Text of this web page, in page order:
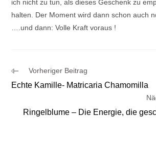
ich nicht zu tun, als dieses Geschenk zu
halten. Der Moment wird dann schon auch
….und dann: Volle Kraft voraus !
Weitere
ansehen
Vorheriger Beitrag
Echte Kamille- Matricaria Chamomilla
Ringelblume – Die Energie, die